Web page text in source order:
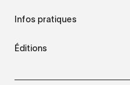
Infos pratiques
Éditions